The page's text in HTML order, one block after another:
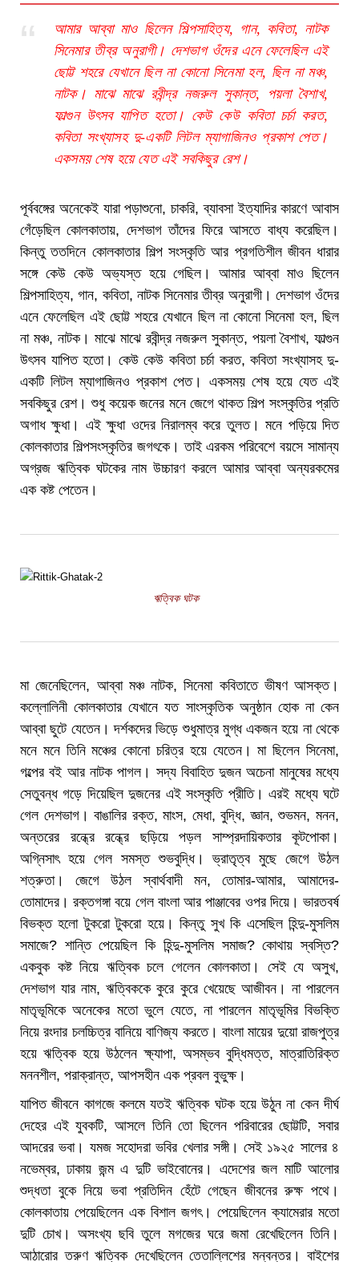
আমার আব্বা মাও ছিলেন শিল্পসাহিত্য, গান, কবিতা, নাটক
সিনেমার তীব্র অনুরাগী। দেশভাগ ওঁদের এনে ফেলেছিল এই
ছোট্ট শহরে যেখানে ছিল না কোনো সিনেমা হল, ছিল না মঞ্চ,
নাটক। মাঝে মাঝে রবীন্দ্র নজরুল সুকান্ত, পয়লা বৈশাখ,
ফাল্গুন উৎসব যাপিত হতো। কেউ কেউ কবিতা চর্চা করত,
কবিতা সংখ্যাসহ দু-একটি লিটল ম্যাগাজিনও প্রকাশ পেত।
একসময় শেষ হয়ে যেত এই সবকিছুর রেশ।
পূর্ববঙ্গের অনেকেই যারা পড়াশুনো, চাকরি, ব্যাবসা ইত্যাদির কারণে আবাস
গেঁড়েছিল কোলকাতায়, দেশভাগ তাঁদের ফিরে আসতে বাধ্য করেছিল।
কিন্তু ততদিনে কোলকাতার শিল্প সংস্কৃতি আর প্রগতিশীল জীবন ধারার
সঙ্গে কেউ কেউ অভ্যস্ত হয়ে গেছিল। আমার আব্বা মাও ছিলেন
শিল্পসাহিত্য, গান, কবিতা, নাটক সিনেমার তীব্র অনুরাগী। দেশভাগ ওঁদের
এনে ফেলেছিল এই ছোট্ট শহরে যেখানে ছিল না কোনো সিনেমা হল, ছিল
না মঞ্চ, নাটক। মাঝে মাঝে রবীন্দ্র নজরুল সুকান্ত, পয়লা বৈশাখ, ফাল্গুন
উৎসব যাপিত হতো। কেউ কেউ কবিতা চর্চা করত, কবিতা সংখ্যাসহ দু-
একটি লিটল ম্যাগাজিনও প্রকাশ পেত। একসময় শেষ হয়ে যেত এই
সবকিছুর রেশ। শুধু কয়েক জনের মনে জেগে থাকত শিল্প সংস্কৃতির প্রতি
অগাধ ক্ষুধা। এই ক্ষুধা ওদের নিরালম্ব করে তুলত। মনে পড়িয়ে দিত
কোলকাতার শিল্পসংস্কৃতির জগৎকে। তাই এরকম পরিবেশে বয়সে সামান্য
অগ্রজ ঋত্বিক ঘটকের নাম উচ্চারণ করলে আমার আব্বা অন্যরকমের
এক কষ্ট পেতেন।
ঋত্বিক ঘটক
মা জেনেছিলেন, আব্বা মঞ্চ নাটক, সিনেমা কবিতাতে ভীষণ আসক্ত।
কল্লোলিনী কোলকাতার যেখানে যত সাংস্কৃতিক অনুষ্ঠান হোক না কেন
আব্বা ছুটে যেতেন। দর্শকদের ভিড়ে শুধুমাত্র মুগ্ধ একজন হয়ে না থেকে
মনে মনে তিনি মঞ্চের কোনো চরিত্র হয়ে যেতেন। মা ছিলেন সিনেমা,
গল্পের বই আর নাটক পাগল। সদ্য বিবাহিত দুজন অচেনা মানুষের মধ্যে
সেতুবন্ধ গড়ে দিয়েছিল দুজনের এই সংস্কৃতি প্রীতি। এরই মধ্যে ঘটে
গেল দেশভাগ। বাঙালির রক্ত, মাংস, মেধা, বুদ্ধি, জ্ঞান, শুভমন, মনন,
অন্তরের রন্ধ্রে রন্ধ্রে ছড়িয়ে পড়ল সাম্প্রদায়িকতার কূটপোকা।
অগ্নিসাৎ হয়ে গেল সমস্ত শুভবুদ্ধি। ভ্রাতৃত্ব মুছে জেগে উঠল
শত্রুতা। জেগে উঠল স্বার্থবাদী মন, তোমার-আমার, আমাদের-
তোমাদের। রক্তগঙ্গা বয়ে গেল বাংলা আর পাঞ্জাবের ওপর দিয়ে। ভারতবর্ষ
বিভক্ত হলো টুকরো টুকরো হয়ে। কিন্তু সুখ কি এসেছিল হিন্দু-মুসলিম
সমাজে? শান্তি পেয়েছিল কি হিন্দু-মুসলিম সমাজ? কোথায় স্বস্তি?
একবুক কষ্ট নিয়ে ঋত্বিক চলে গেলেন কোলকাতা। সেই যে অসুখ,
দেশভাগ যার নাম, ঋত্বিককে কুরে কুরে খেয়েছে আজীবন। না পারলেন
মাতৃভূমিকে অনেকের মতো ভুলে যেতে, না পারলেন মাতৃভূমির বিভক্তি
নিয়ে রংদার চলচ্চিত্র বানিয়ে বাণিজ্য করতে। বাংলা মায়ের দুয়ো রাজপুত্র
হয়ে ঋত্বিক হয়ে উঠলেন ক্ষ্যাপা, অসম্ভব বুদ্ধিমত্ত, মাত্রাতিরিক্ত
মননশীল, পরাক্রান্ত, আপসহীন এক প্রবল বুভুক্ষ।
যাপিত জীবনে কাগজে কলমে যতই ঋত্বিক ঘটক হয়ে উঠুন না কেন দীর্ঘ
দেহের এই যুবকটি, আসলে তিনি তো ছিলেন পরিবারের ছোট্টটি, সবার
আদরের ভবা। যমজ সহোদরা ভবির খেলার সঙ্গী। সেই ১৯২৫ সালের ৪
নভেম্বর, ঢাকায় জন্ম এ দুটি ভাইবোনের। এদেশের জল মাটি আলোর
শুদ্ধতা বুকে নিয়ে ভবা প্রতিদিন হেঁটে গেছেন জীবনের রুক্ষ পথে।
কোলকাতায় পেয়েছিলেন এক বিশাল জগৎ। পেয়েছিলেন ক্যামেরার মতো
দুটি চোখ। অসংখ্য ছবি তুলে মগজের ঘরে জমা রেখেছিলেন তিনি।
আঠারোর তরুণ ঋত্বিক দেখেছিলেন তেতাল্লিশের মন্বন্তর। বাইশের